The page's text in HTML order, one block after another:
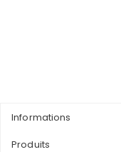
Informations
Produits